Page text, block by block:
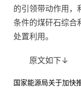
的引领带动作用，
条件的煤矸石综合
处置利用。
原文如下↓
国家能源局关于加快